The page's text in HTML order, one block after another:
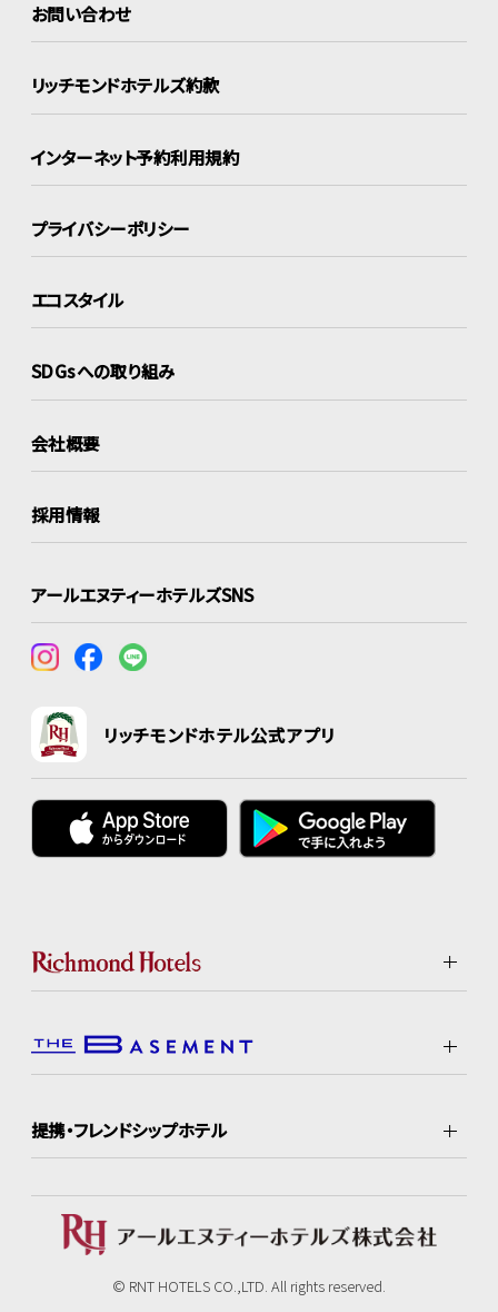
お問い合わせ
リッチモンドホテルズ約款
インターネット予約利用規約
プライバシーポリシー
エコスタイル
SDGsへの取り組み
会社概要
採用情報
アールエヌティーホテルズSNS
リッチモンドホテル公式アプリ
提携・フレンドシップホテル
© RNT HOTELS CO.,LTD. All rights reserved.